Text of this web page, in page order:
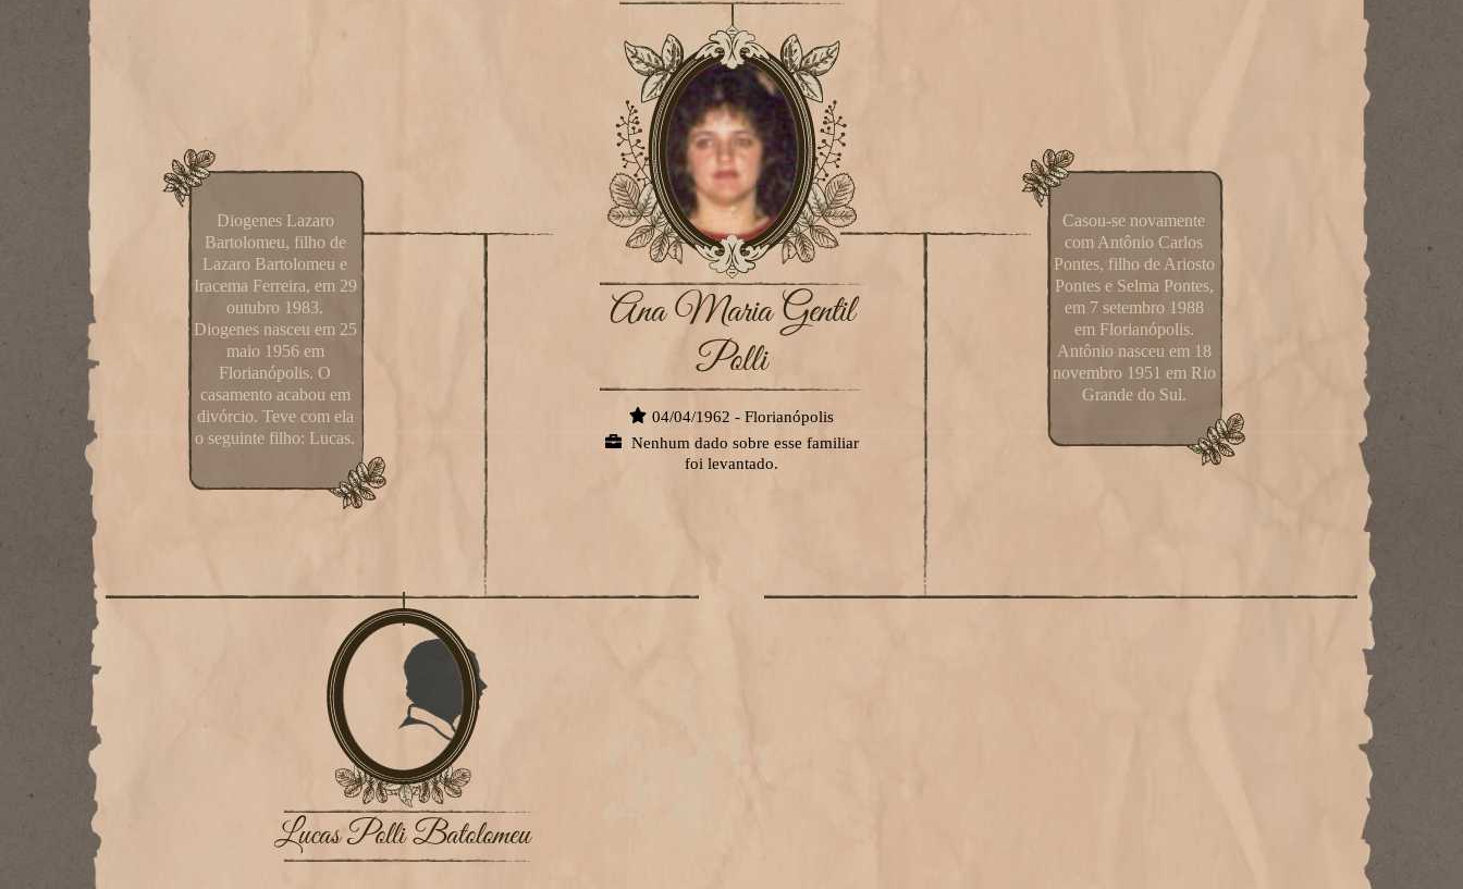
Ana Maria Gentil
Polli
04/04/1962 - Florianópolis
Nenhum dado sobre esse familiar
foi levantado.
Diogenes Lazaro
Bartolomeu, filho de
Lazaro Bartolomeu e
Iracema Ferreira, em 29
outubro 1983.
Diogenes nasceu em 25
maio 1956 em
Florianópolis. O
casamento acabou em
divórcio. Teve com ela
o seguinte filho: Lucas.
Lucas Polli Batolomeu
Casou-se novamente
com Antônio Carlos
Pontes, filho de Ariosto
Pontes e Selma Pontes,
em 7 setembro 1988
em Florianópolis.
Antônio nasceu em 18
novembro 1951 em Rio
Grande do Sul.